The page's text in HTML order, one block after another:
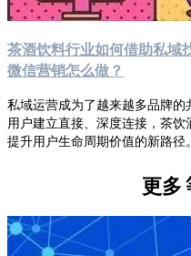
茶酒饮料行业如何借助私域
微信营销怎么做？
私域运营成为了越来越多品牌
用户建立直接、深度连接，茶饮
提升用户生命周期价值的新路径。
更多